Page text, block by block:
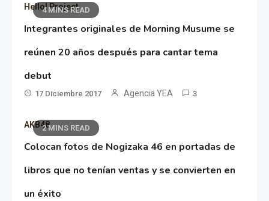
4 MINS READ
Hello! Project
Integrantes originales de Morning Musume se
reúnen 20 años después para cantar tema
debut
17 Diciembre 2017 Agencia YEA 3
2 MINS READ
AKB48
Colocan fotos de Nogizaka 46 en portadas de
libros que no tenían ventas y se convierten en
un éxito